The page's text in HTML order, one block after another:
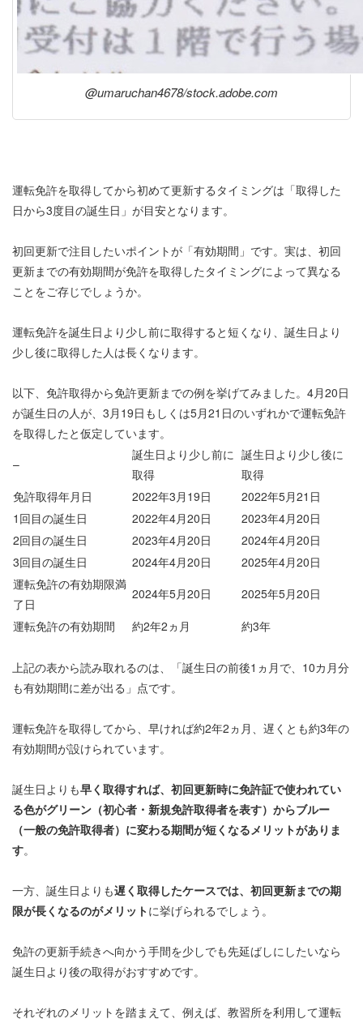
@umaruchan4678/stock.adobe.com
運転免許を取得してから初めて更新するタイミングは「取得した
日から3度目の誕生日」が目安となります。
初回更新で注目したいポイントが「有効期間」です。実は、初回
更新までの有効期間が免許を取得したタイミングによって異なる
ことをご存じでしょうか。
運転免許を誕生日より少し前に取得すると短くなり、誕生日より
少し後に取得した人は長くなります。
以下、免許取得から免許更新までの例を挙げてみました。4月20日
が誕生日の人が、3月19日もしくは5月21日のいずれかで運転免許
を取得したと仮定しています。
–
誕生日より少し前に
取得
誕生日より少し後に
取得
免許取得年月日
2022年3月19日
2022年5月21日
1回目の誕生日
2022年4月20日
2023年4月20日
2回目の誕生日
2023年4月20日
2024年4月20日
3回目の誕生日
2024年4月20日
2025年4月20日
運転免許の有効期限満
了日
2024年5月20日
2025年5月20日
運転免許の有効期間
約2年2ヵ月 約3年
上記の表から読み取れるのは、「誕生日の前後1ヵ月で、10カ月分
も有効期間に差が出る」点です。
運転免許を取得してから、早ければ約2年2ヵ月、遅くとも約3年の
有効期間が設けられています。
誕生日よりも早く取得すれば、初回更新時に免許証で使われてい
る色がグリーン（初心者・新規免許取得者を表す）からブルー
（一般の免許取得者）に変わる期間が短くなるメリットがありま
す。
一方、誕生日よりも遅く取得したケースでは、初回更新までの期
限が長くなるのがメリットに挙げられるでしょう。
免許の更新手続きへ向かう手間を少しでも先延ばしにしたいなら
誕生日より後の取得がおすすめです。
それぞれのメリットを踏まえて、例えば、教習所を利用して運転